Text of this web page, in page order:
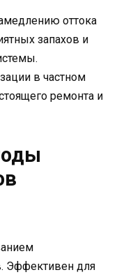
оттока
запахов и
в частном
ремонта и
Эффективен для